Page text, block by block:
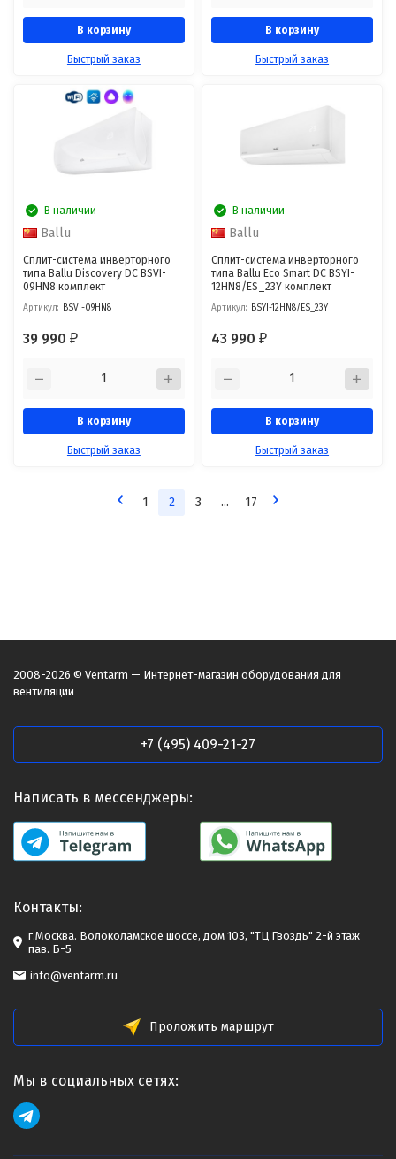
В корзину
Быстрый заказ
В корзину
Быстрый заказ
В наличии
Ballu
Сплит-система инверторного
типа Ballu Discovery DC BSVI-
09HN8 комплект
Артикул: BSVI-09HN8
39 990₽
В корзину
Быстрый заказ
В наличии
Ballu
Сплит-система инверторного
типа Ballu Eco Smart DC BSYI-
12HN8/ES_23Y комплект
Артикул: BSYI-12HN8/ES_23Y
43 990₽
В корзину
Быстрый заказ
1 2 3 ... 17
2008-2026 © Ventarm — Интернет-магазин оборудования для
вентиляции
+7 (495) 409-21-27
Написать в мессенджеры:
Контакты:
г.Москва. Волоколамское шоссе, дом 103, "ТЦ Гвоздь" 2-й этаж
пав. Б-5
info@ventarm.ru
Проложить маршрут
Мы в социальных сетях: